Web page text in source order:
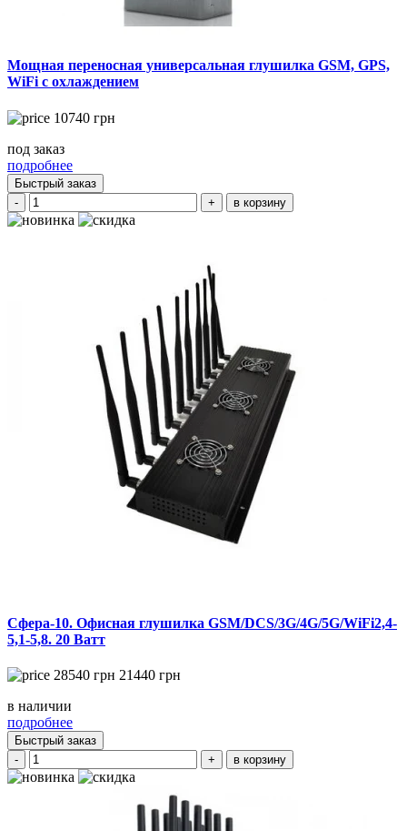
Мощная переносная универсальная глушилка GSM, GPS,
WiFi с охлаждением
10740 грн
под заказ
подробнее
Быстрый заказ
-
+ в корзину
Сфера-10. Офисная глушилка GSM/DCS/3G/4G/5G/WiFi2,4-
5,1-5,8. 20 Ватт
28540 грн 21440 грн
в наличии
подробнее
Быстрый заказ
-
+ в корзину